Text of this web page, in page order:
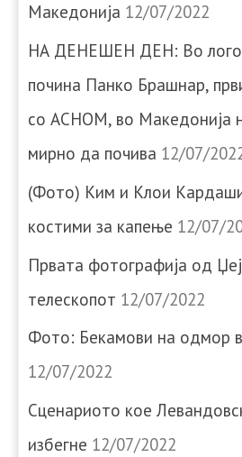
Македонија 12/07/2022
НА ДЕНЕШЕН ДЕН: Во
почина Панко Брашнар,
со АСНОМ, во Македонија
мирно да почива 12/07/
(Фото) Ким и Клои
костими за капење 12/07/
Првата фотографија од
телескопот 12/07/2022
Фото: Бекамови на одмор
12/07/2022
Сценариото кое
избегне 12/07/2022